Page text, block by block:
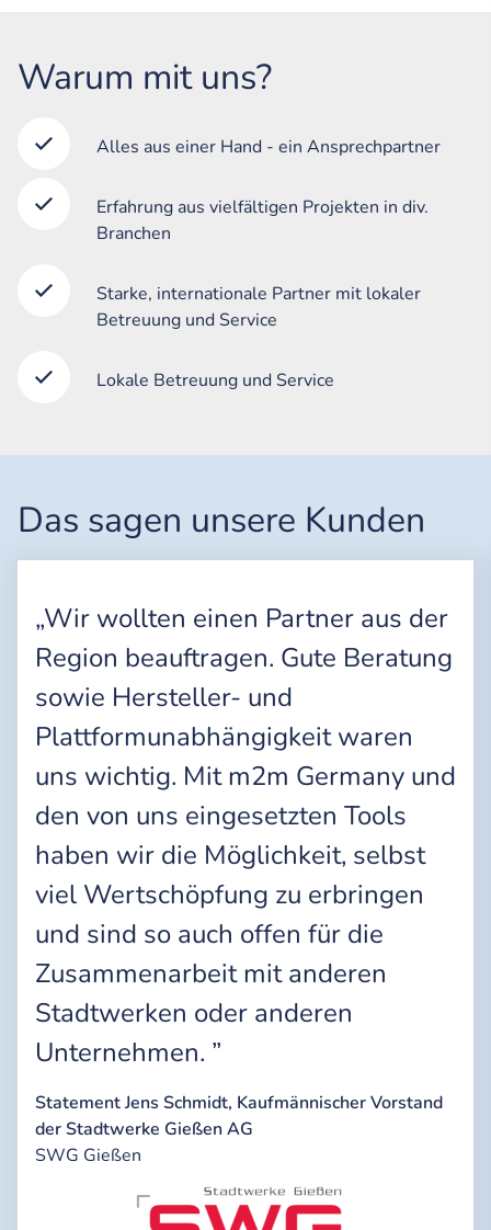
Warum mit uns?
Alles aus einer Hand - ein Ansprechpartner
Erfahrung aus vielfältigen Projekten in div.
Branchen
Starke, internationale Partner mit lokaler
Betreuung und Service
Lokale Betreuung und Service
Das sagen unsere Kunden
„Wir wollten einen Partner aus der
Region beauftragen. Gute Beratung
sowie Hersteller- und
Plattformunabhängigkeit waren
uns wichtig. Mit m2m Germany und
den von uns eingesetzten Tools
haben wir die Möglichkeit, selbst
viel Wertschöpfung zu erbringen
und sind so auch offen für die
Zusammenarbeit mit anderen
Stadtwerken oder anderen
Unternehmen. ”
Statement Jens Schmidt, Kaufmännischer Vorstand
der Stadtwerke Gießen AG
SWG Gießen